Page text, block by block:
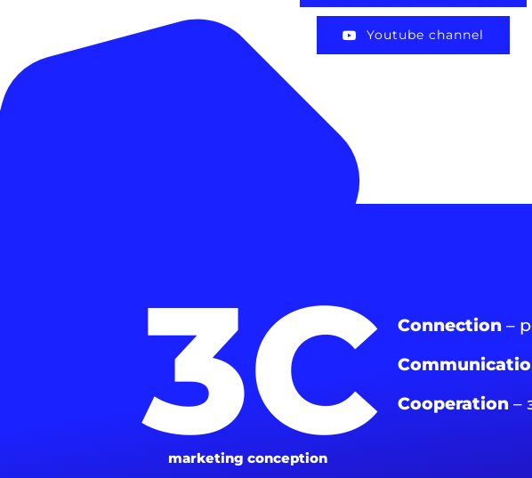
Youtube channel
3С
marketing conception
Сonnection –
Сooperation –